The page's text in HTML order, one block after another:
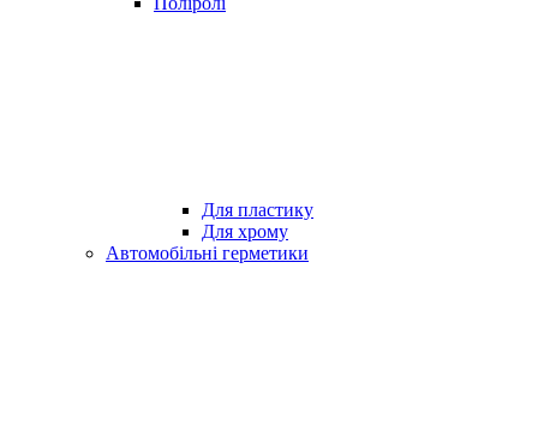
Для пластику
Для хрому
Автомобільні герметики